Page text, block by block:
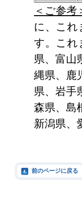
＜ご参考
に、これ
す。これ
県、富山
縄県、鹿
県、岩手
森県、島
新潟県、
前のページに戻る